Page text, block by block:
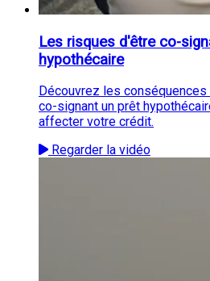
Les risques d'être co-
hypothécaire
Découvrez les
co-signant un prêt
affecter votre crédit.
Regarder la vidéo